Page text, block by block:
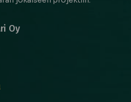
Oy